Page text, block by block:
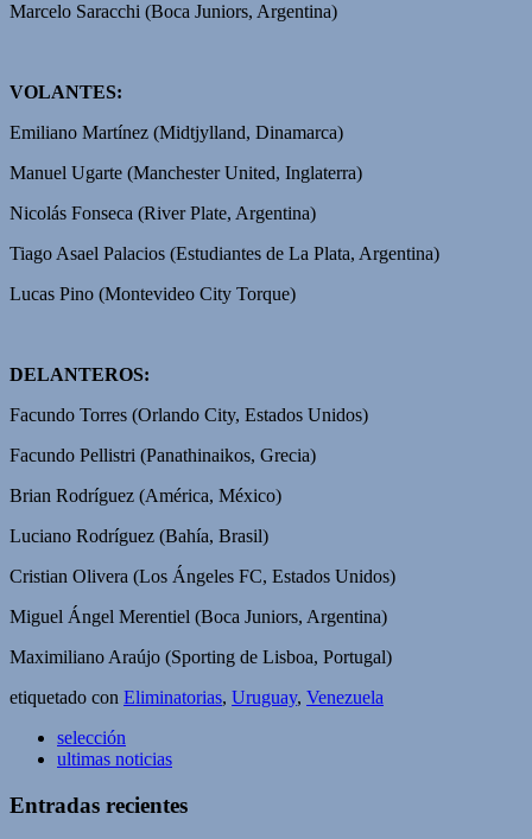
Marcelo Saracchi (Boca Juniors, Argentina)
VOLANTES:
Emiliano Martínez (Midtjylland, Dinamarca)
Manuel Ugarte (Manchester United, Inglaterra)
Nicolás Fonseca (River Plate, Argentina)
Tiago Asael Palacios (Estudiantes de La Plata, Argentina)
Lucas Pino (Montevideo City Torque)
DELANTEROS:
Facundo Torres (Orlando City, Estados Unidos)
Facundo Pellistri (Panathinaikos, Grecia)
Brian Rodríguez (América, México)
Luciano Rodríguez (Bahía, Brasil)
Cristian Olivera (Los Ángeles FC, Estados Unidos)
Miguel Ángel Merentiel (Boca Juniors, Argentina)
Maximiliano Araújo (Sporting de Lisboa, Portugal)
etiquetado con Eliminatorias, Uruguay, Venezuela
selección
ultimas noticias
Entradas recientes